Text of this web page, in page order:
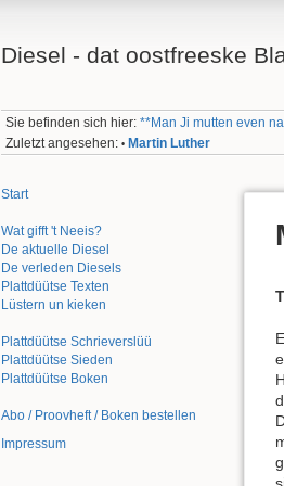
Diesel - dat oostfreeske
Sie befinden sich hier:**Man Ji mutten even
Zuletzt angesehen: • Martin Luther
Start
Wat gifft 't Neeis?
De aktuelle Diesel
De verleden Diesels
Plattdüütse Texten
Lüstern un kieken
Plattdüütse Schrieverslüü
Plattdüütse Sieden
Plattdüütse Boken
Abo / Proovheft / Boken bestellen
Impressum